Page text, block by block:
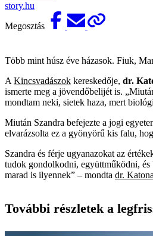
story.hu
Megosztás
Több mint húsz éve házasok. Fiuk,
A Kincsvadászok kereskedője, dr.
ismerte meg a jövendőbelijét is.
mondtam neki, sietek haza, mert
Miután Szandra befejezte a jogi
elvarázsolta ez a gyönyörű kis falu,
Szandra és férje ugyanazokat az
tudok gondolkodni, együttműködni,
marad is ilyennek” – mondta dr.
További részletek a